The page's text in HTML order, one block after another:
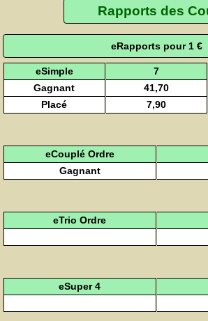
Rapports des
eRapports pour 1 €
eSimple 7
Gagnant
41,70
Placé
7,90
eCouplé Ordre
Gagnant
eTrio Ordre
eSuper 4